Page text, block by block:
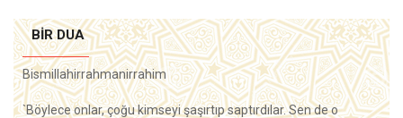
BIR DUA
Bismillahirrahmanirrahim
`Böylece onlar, çoğu kimseyi şaşırtıp saptırdılar. Sen de o